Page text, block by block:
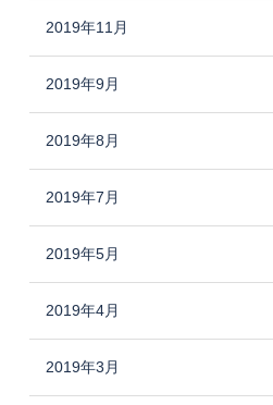
2019年11月
2019年9月
2019年8月
2019年7月
2019年5月
2019年4月
2019年3月